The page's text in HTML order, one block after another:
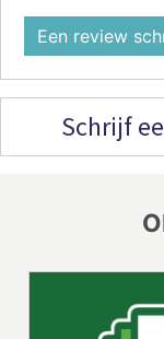
Een review
Schrijf